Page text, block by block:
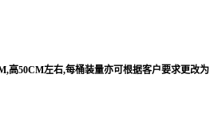
高50CM左右,每桶装量亦可根据客户要求更改为